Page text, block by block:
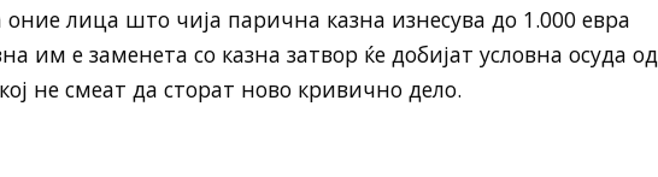
лица што чија парична казна изнесува до 1.000 евра
им е заменета со казна затвор ќе добијат условна осуда од
не смеат да сторат ново кривично дело.